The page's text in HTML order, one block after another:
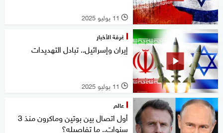
l 11 يوليو 2025
غرفة الأخبار
إيران وإسرائيل.. تبادل التهديدات
l 11 يوليو 2025
عالم
أول اتصال بين بوتين وماكرون منذ 3
سنوات.. ما تفاصيله؟